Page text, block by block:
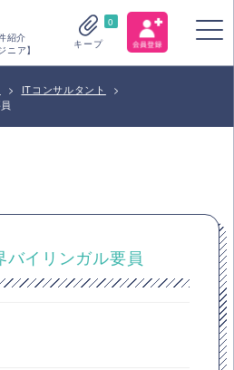
紹介
ア】
0
キープ
> ITコンサルタント
>
バイリンガル要員